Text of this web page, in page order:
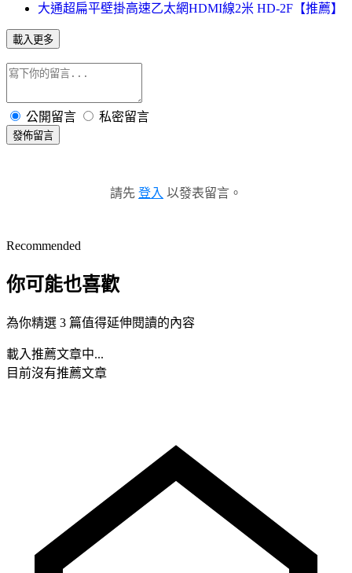
大通超扁平壁掛高速乙太網HDMI線2米 HD-2F【推薦】
載入更多
公開留言 私密留言
發佈留言
請先 登入 以發表留言。
Recommended
你可能也喜歡
為你精選 3 篇值得延伸閱讀的內容
載入推薦文章中...
目前沒有推薦文章